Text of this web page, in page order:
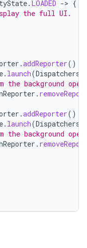
. LOADED -> {
the full UI.
.addReporter()
. launch(Dispatchers
the background
.
.addReporter()
. launch(Dispatchers
the background
.